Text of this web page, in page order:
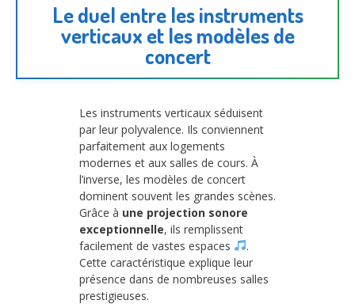
Le duel entre les instruments
verticaux et les modèles de
concert
Les instruments verticaux séduisent
par leur polyvalence. Ils conviennent
parfaitement aux logements
modernes et aux salles de cours. À
l’inverse, les modèles de concert
dominent souvent les grandes scènes.
Grâce à une projection sonore
exceptionnelle, ils remplissent
facilement de vastes espaces
.
Cette caractéristique explique leur
présence dans de nombreuses salles
prestigieuses.